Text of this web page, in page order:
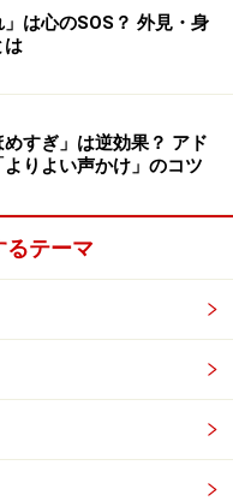
母は愛着の対象であ
脅威にも感じられま
を息苦しいと思う一方
包まれていたいという
に望むのは、母親とは
かし、現実にそうした
女性に幻滅して「二
らどのように脱皮した
ましょう。
」は心のSOS？ 外見・身
は
すぎ」は逆効果？ アド
りよい声かけ」のコツ
るテーマ